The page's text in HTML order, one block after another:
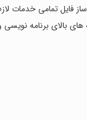
ساز فایل تمامی خدمات
های بالای برنامه